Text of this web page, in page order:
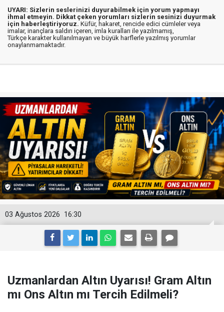
UYARI: Sizlerin seslerinizi duyurabilmek için yorum yapmayı
ihmal etmeyin. Dikkat çeken yorumları sizlerin sesinizi duyurmak
için haberleştiriyoruz. Küfür, hakaret, rencide edici cümleler veya
imalar, inançlara saldırı içeren, imla kuralları ile yazılmamış,
Türkçe karakter kullanılmayan ve büyük harflerle yazılmış yorumlar
onaylanmamaktadır.
16:30
03 Ağustos 2026
Uzmanlardan Altın Uyarısı! Gram Altın
mı Ons Altın mı Tercih Edilmeli?